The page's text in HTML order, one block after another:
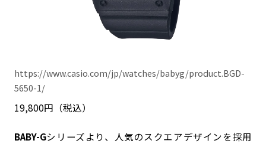
https://www.casio.com/jp/watches/babyg/product.BGD-
5650-1/
19,800円（税込）
BABY-Gシリーズより、人気のスクエアデザインを採用